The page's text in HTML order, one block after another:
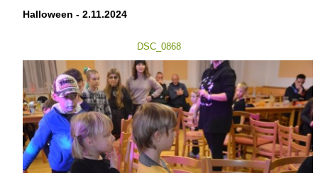
Halloween - 2.11.2024
DSC_0868